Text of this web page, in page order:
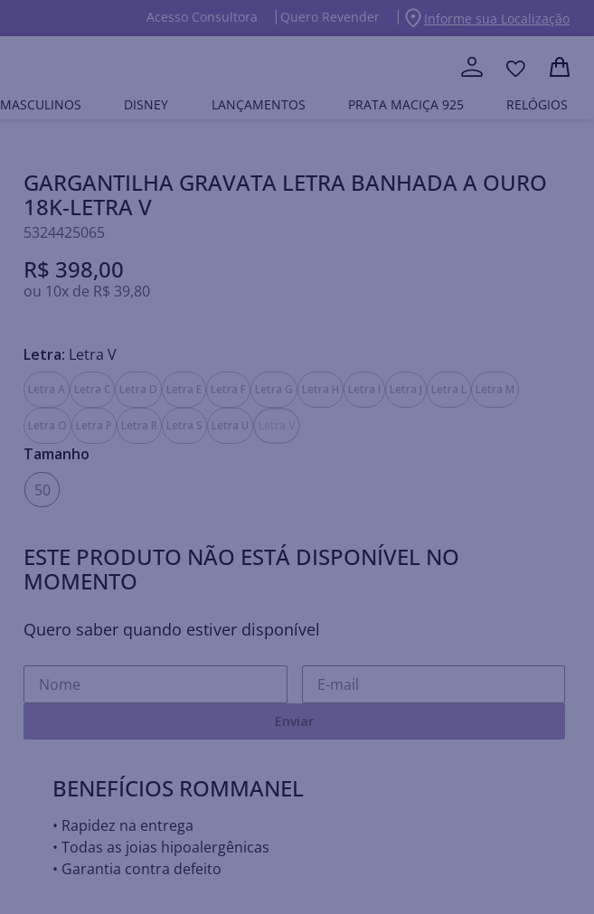
Acesso Consultora Quero Revender Informe sua Localização
MASCULINOS DISNEY LANÇAMENTOS PRATA MACIÇA 925 RELÓGIOS
GARGANTILHA GRAVATA LETRA BANHADA A OURO
18K-LETRA V
5324425065
R$ 398,00
ou 10x de R$ 39,80
Letra: Letra V
Letra A Letra C Letra D Letra E Letra F Letra G Letra H Letra I Letra J Letra L Letra M
Letra O Letra P Letra R Letra S Letra U
Tamanho
50
ESTE PRODUTO NÃO ESTÁ DISPONÍVEL NO
MOMENTO
Quero saber quando estiver disponível
Enviar
BENEFÍCIOS ROMMANEL
• Rapidez na entrega
• Todas as joias hipoalergênicas
• Garantia contra defeito